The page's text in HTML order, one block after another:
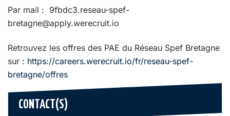
Par mail : 9fbdc3.reseau-spef-
bretagne@apply.werecruit.io
Retrouvez les offres des PAE du Réseau Spef Bretagne
sur : https://careers.werecruit.io/fr/reseau-spef-
bretagne/offres
CONTACT(S)